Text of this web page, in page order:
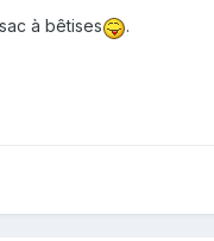
à bêtises .